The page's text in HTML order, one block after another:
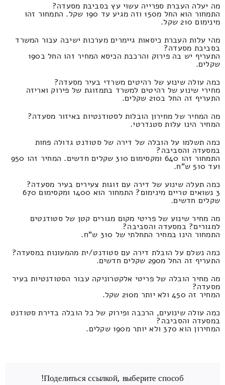
מה יעלה העברת ספרייה עשוי עץ בסביבת מסעדה?
התמחור הוא החל מ150 וזה מגיע עד 190 שקל. התמחור זהו
מינימום 210 שקל.
מהי עלות העברת כיסאות גיימרים מערכות ישיבה עבור המשרד
בסביבת מסעדה?
התעריף יש בה פירוק והרכבת הכיסא המחיר זהו החל ב190
שקלים.
כמה עולה שינוע של רהיטים משרדי בעיר מסעדה?
מחירי שינוע של רהיטים למשרד בתמזוגת של פירוק ואריזה
התעריף זה החל ב210 שקלים.
מה המחיר של מחירון הובלות לסטודנטיות באיזור מסעדה?
המחיר הינו עלות סטנדרטי.
כמה תשלמו על הובלה של דירה של סטודנט גדולה פחות
במסעדה והסביבה?
התמחור זהו 640 ומקסימום 310 שקלים חדשים. המחיר זהו 950
ועד 510 ש"ח.
כמה תעלה שינוע של דירה עם זוגות צעירים בעיר מסעדה?
3 נשואים טריים מינימום? התמחור הוא 1400 ומקסימום 670
שקלים חדשים.
מה מחיר שינוע של פריטי מקום מגורים קטן של סטודנטים
למגורים? במסעדה והסביבה?
התמחור הינו במחיר התחלתי של 310 ש"ח.
כמה נשלם על הובלת דירה עם סטודנט/ית מהמעונות במסעדה?
התעריף זה החל מ290 שקלים חדשים.
מה מחיר הובלה של פריטי אלקטרוניקה עבור הסטודנטיות בעיר
מסעדה?
המחיר זה 450 ולא יותר מ210 שקל.
כמה עולה שינועים, הרכבה ופירוק של כל הובלה בדירת סטודנט
במסעדה והסביבה?
המחירון הוא 370 ולא יותר מ190 שקלים.
Поделиться ссылкой, выберите способ!